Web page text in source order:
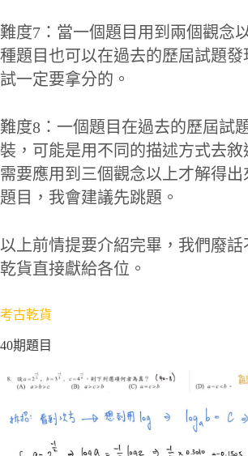
難度7：當一個題目用到兩個觀念
種題目也可以在過去的歷屆試題發
試一定要拿分的。
難度8：一個題目在過去的歷屆試
裝，可能是用不同的描述方式去敘
需要應用到三個觀念以上才解得出
題目，我會建議先跳題。
以上前情提要介紹完畢，我們廢話
乾貨直接獻給各位。
考古乾貨
40期題目